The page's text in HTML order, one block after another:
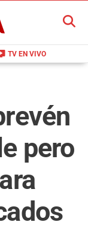
TV EN VIVO
BUSCAR
pero